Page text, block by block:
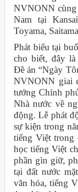
NVNONN
Nam tại
Toyama,
Phát biểu tại
cho biết, đây
Đề án “Ngày
NVNONN giai
tướng Chính
Nhà nước về
động. Lễ phát
sự kiện trong
tiếng Việt trong
học tiếng Việt
phần gìn giữ,
tại đất nước
văn hóa, tiếng